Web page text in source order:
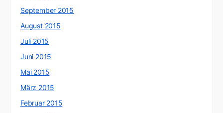
September 2015
August 2015
Juli 2015
Juni 2015
Mai 2015
März 2015
Februar 2015